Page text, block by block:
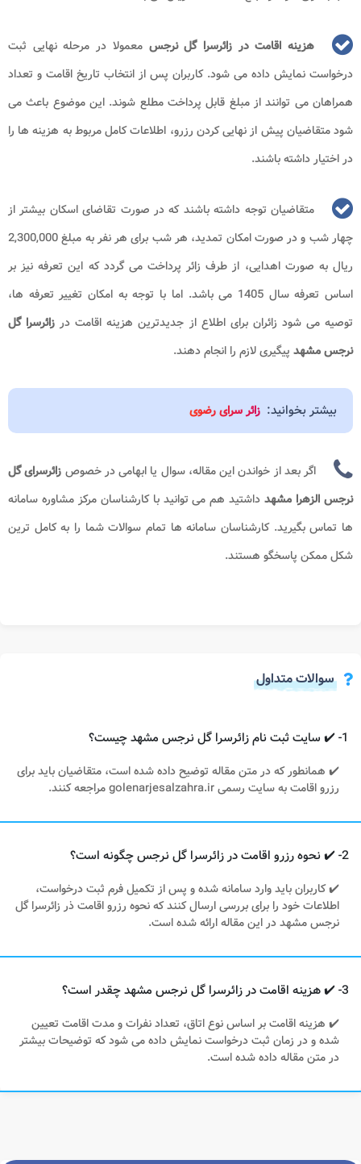
هزینه اقامت در زائرسرا گل نرجس معمولا در مرحله نهایی ثبت
درخواست نمایش داده می شود. کاربران پس از انتخاب تاریخ اقامت و تعداد
همراهان می توانند از مبلغ قابل پرداخت مطلع شوند. این موضوع باعث می
شود متقاضیان پیش از نهایی کردن رزرو، اطلاعات کامل مربوط به هزینه ها را
در اختیار داشته باشند.
متقاضیان توجه داشته باشند که در صورت تقاضای اسکان بیشتر از
چهار شب و در صورت امکان تمدید، هر شب برای هر نفر به مبلغ 2,300,000
ریال به صورت اهدایی، از طرف زائر پرداخت می گردد که این تعرفه نیز بر
اساس تعرفه سال 1405 می باشد. اما با توجه به امکان تغییر تعرفه ها،
توصیه می شود زائران برای اطلاع از جدیدترین هزینه اقامت در زائرسرا گل
نرجس مشهد پیگیری لازم را انجام دهند.
بیشتر بخوانید: زائر سرای رضوی
اگر بعد از خواندن این مقاله، سوال یا ابهامی در خصوص زائرسرای گل
نرجس الزهرا مشهد​ داشتید هم می توانید با کارشناسان مرکز مشاوره سامانه
ها تماس بگیرید. کارشناسان سامانه ها تمام سوالات شما را به کامل ترین
شکل ممکن پاسخگو هستند.
سوالات متداول
1- ✔️ سایت ثبت نام زائرسرا گل نرجس مشهد چیست؟
✔️ همانطور که در متن مقاله توضیح داده شده است، متقاضیان باید برای
رزرو اقامت به سایت رسمی golenarjesalzahra.ir مراجعه کنند.
2- ✔️ نحوه رزرو اقامت در زائرسرا گل نرجس چگونه است؟
✔️ کاربران باید وارد سامانه شده و پس از تکمیل فرم ثبت درخواست،
اطلاعات خود را برای بررسی ارسال کنند که نحوه رزرو اقامت ذر زائرسرا گل
نرجس مشهد در این مقاله ارائه شده است.
3- ✔️ هزینه اقامت در زائرسرا گل نرجس مشهد چقدر است؟
✔️ هزینه اقامت بر اساس نوع اتاق، تعداد نفرات و مدت اقامت تعیین
شده و در زمان ثبت درخواست نمایش داده می شود که توضیحات بیشتر
در متن مقاله داده شده است.